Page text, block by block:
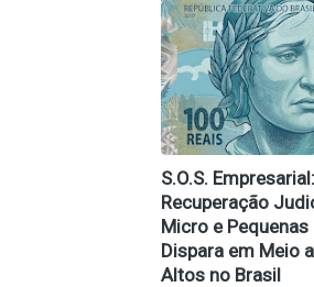
S.O.S. Empresarial:
Recuperação
Micro e Pequenas
Dispara em Meio
Altos no Brasil